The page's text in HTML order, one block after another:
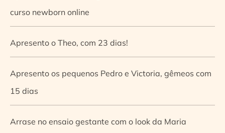
curso newborn online
Apresento o Theo, com 23 dias!
Apresento os pequenos Pedro e Victoria, gêmeos com
15 dias
Arrase no ensaio gestante com o look da Maria